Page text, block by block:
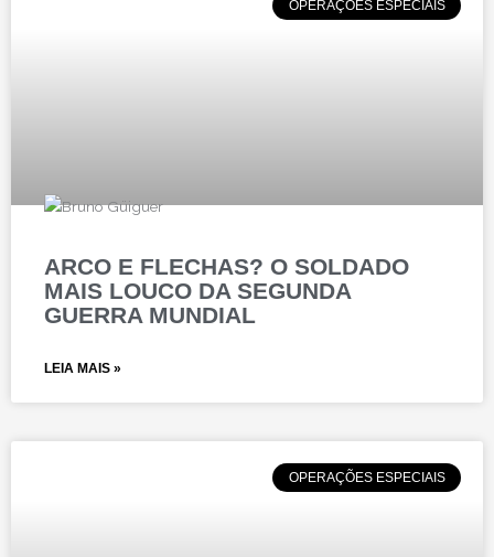
OPERAÇÕES ESPECIAIS
ARCO E FLECHAS? O SOLDADO
MAIS LOUCO DA SEGUNDA
GUERRA MUNDIAL
LEIA MAIS »
OPERAÇÕES ESPECIAIS